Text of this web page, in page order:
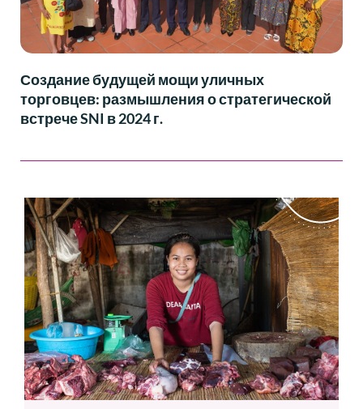
Создание будущей мощи уличных
торговцев: размышления о стратегической
встрече SNI в 2024 г.